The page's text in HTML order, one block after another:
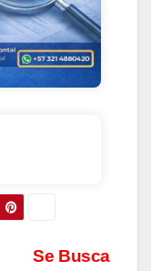
Se Busca